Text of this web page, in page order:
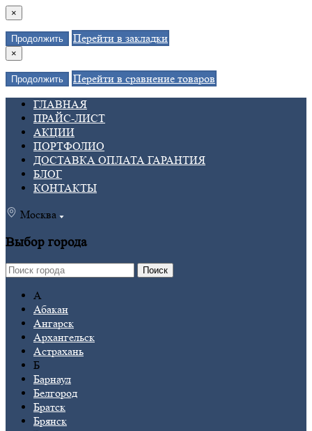
×
Продолжить Перейти в закладки
×
Продолжить
Перейти в сравнение товаров
ГЛАВНАЯ
ПРАЙС-ЛИСТ
АКЦИИ
ПОРТФОЛИО
ДОСТАВКА ОПЛАТА ГАРАНТИЯ
БЛОГ
КОНТАКТЫ
Москва
Выбор города
Поиск
А
Абакан
Ангарск
Архангельск
Астрахань
Б
Барнаул
Белгород
Братск
Брянск